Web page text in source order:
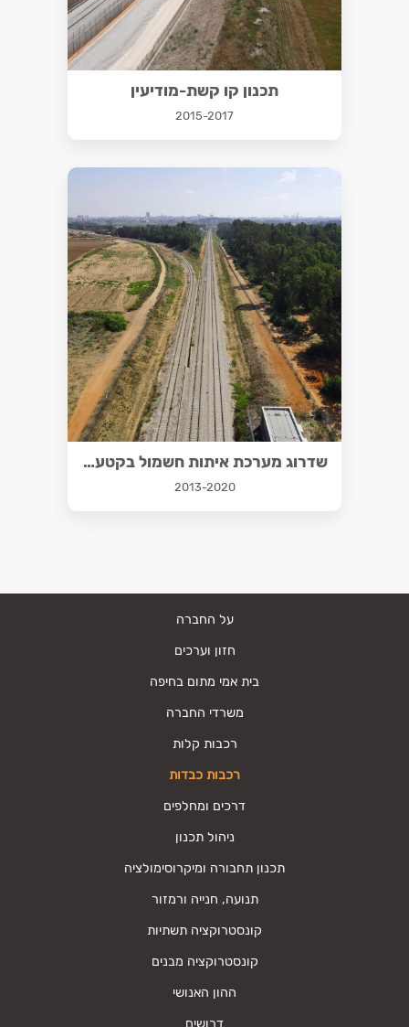
תכנון קו קשת-מודיעין
2015-2017
שדרוג מערכת איתות חשמול בקטע בנימינה-נתניה
2013-2020
על החברה
חזון וערכים
בית אמי מתום בחיפה
משרדי החברה
רכבות קלות
רכבות כבדות
דרכים ומחלפים
ניהול תכנון
תכנון תחבורה ומיקרוסימולציה
תנועה, חנייה ורמזור
קונסטרוקציה תשתיות
קונסטרוקציה מבנים
ההון האנושי
דרושים